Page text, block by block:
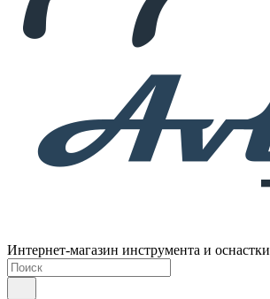
Интернет-магазин инструмента и оснастки